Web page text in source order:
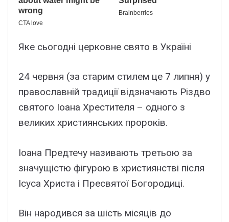
Яке сьогодні церковне свято в Україні
24 червня (за старим стилем це 7 липня) у
православній традиції відзначають Різдво
святого Іоана Хрестителя – одного з
великих християнських пророків.
Іоана Предтечу називають третьою за
значущістю фігурою в християнстві після
Ісуса Христа і Пресвятої Богородиці.
Він народився за шість місяців до